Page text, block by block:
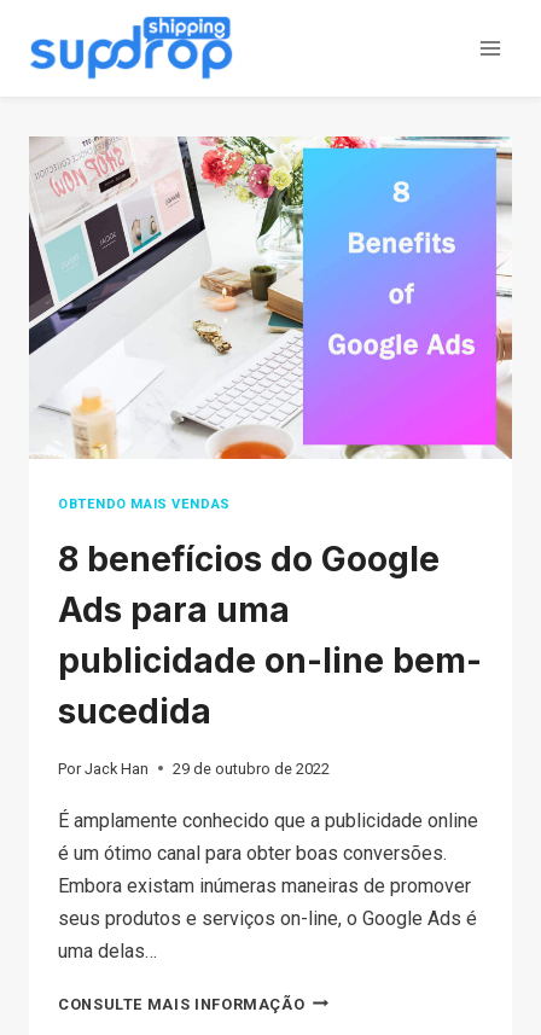
para
OBTENDO MAIS VENDAS
8 benefícios do Google
Ads para uma
publicidade on-line bem-
sucedida
Por Jack Han 29 de outubro de 2022
É amplamente conhecido que a publicidade online
é um ótimo canal para obter boas conversões.
Embora existam inúmeras maneiras de promover
seus produtos e serviços on-line, o Google Ads é
uma delas…
CONSULTE MAIS INFORMAÇÃO8